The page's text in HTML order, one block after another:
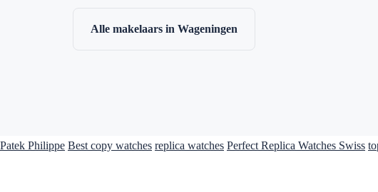
Alle makelaars in Wageningen
Patek Philippe Best copy watches replica watches Perfect Replica Watches Swiss